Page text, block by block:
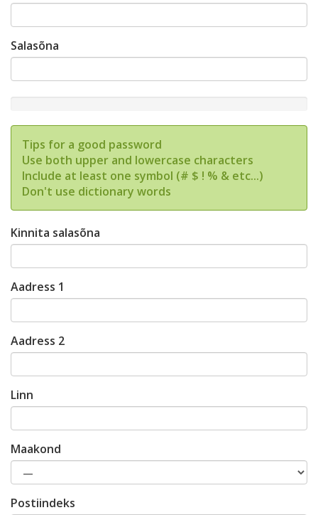
Salasõna
Rating:
Tips for a good password
Use both upper and lowercase characters
Include at least one symbol (# $ ! % & etc...)
Don't use dictionary words
Kinnita salasõna
Aadress 1
Aadress 2
Linn
Maakond
Postiindeks